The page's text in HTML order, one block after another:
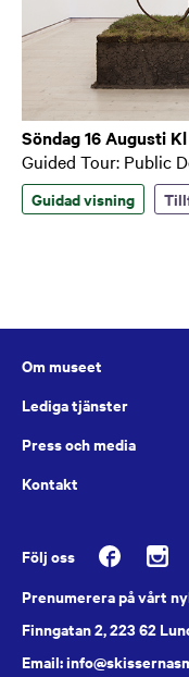
Söndag 16 Augusti
Guided Tour: Public
Guidad visning
Om museet
Lediga tjänster
Press och media
Kontakt
Följ oss
Prenumerera på vårt
Finngatan 2, 223 62
Email: